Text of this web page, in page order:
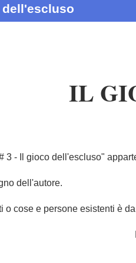
dell'escluso
IL
3 - Il gioco dell'escluso"
dell'autore.
o cose e persone esistenti è